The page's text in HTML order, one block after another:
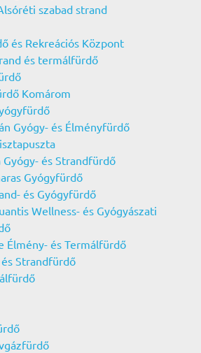
szabad strand
és Rekreációs Központ
és termálfürdő
Komárom
Gyógy- és Élményfürdő
Gyógy- és Strandfürdő
Gyógyfürdő
és Gyógyfürdő
Wellness- és Gyógyászati
Élmény- és Termálfürdő
Strandfürdő